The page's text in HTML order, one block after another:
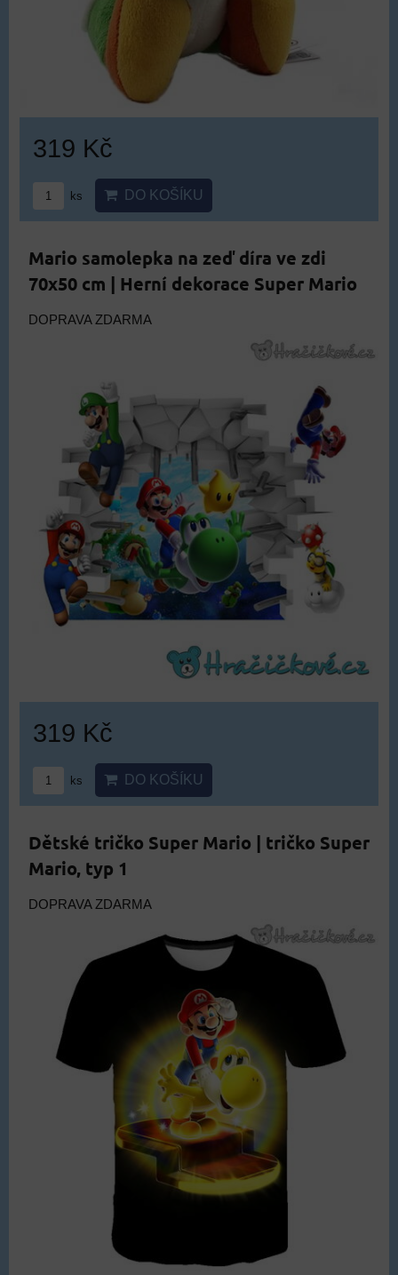
319 Kč
ks DO KOŠÍKU
Mario samolepka na zeď díra ve zdi
70x50 cm | Herní dekorace Super Mario
DOPRAVA ZDARMA
319 Kč
ks DO KOŠÍKU
Dětské tričko Super Mario | tričko Super
Mario, typ 1
DOPRAVA ZDARMA